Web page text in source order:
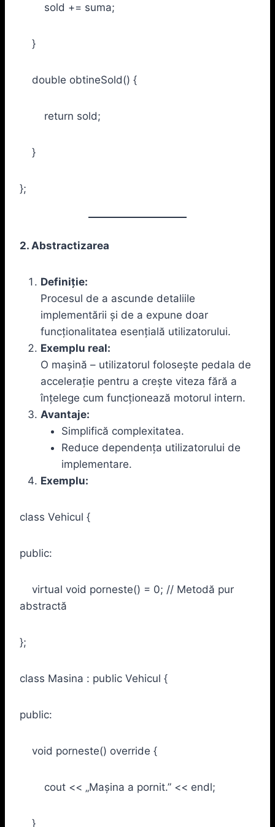
sold += suma;
}
double obtineSold() {
return sold;
}
};
2. Abstractizarea
Definiție:
Procesul de a ascunde detaliile
implementării și de a expune doar
funcționalitatea esențială utilizatorului.
Exemplu real:
O mașină – utilizatorul folosește pedala de
accelerație pentru a crește viteza fără a
înțelege cum funcționează motorul intern.
Avantaje:
Simplifică complexitatea.
Reduce dependența utilizatorului de
implementare.
Exemplu:
class Vehicul {
public:
virtual void porneste() = 0; // Metodă pur
abstractă
};
class Masina : public Vehicul {
public:
void porneste() override {
cout << „Mașina a pornit.” << endl;
}